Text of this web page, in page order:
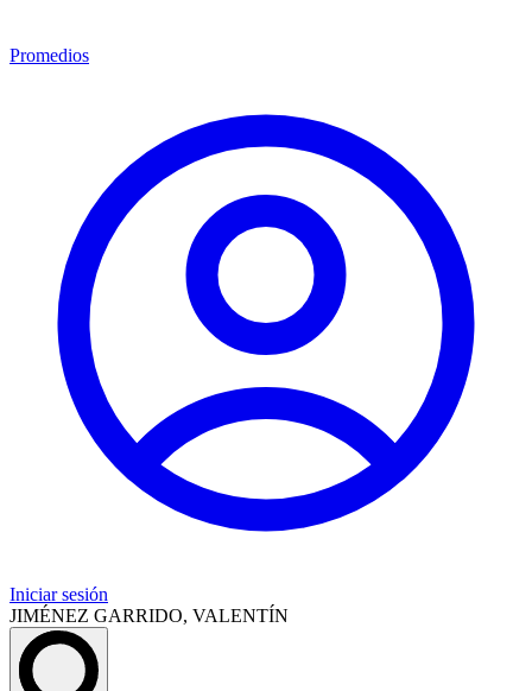
Promedios
Iniciar sesión
JIMÉNEZ GARRIDO, VALENTÍN